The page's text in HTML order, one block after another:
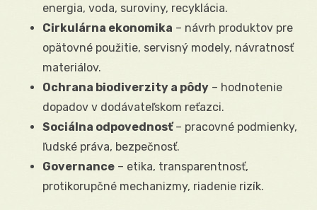
energia, voda, suroviny, recyklácia.
Cirkulárna ekonomika – návrh produktov pre
opätovné použitie, servisný modely, návratnosť
materiálov.
Ochrana biodiverzity a pôdy – hodnotenie
dopadov v dodávateľskom reťazci.
Sociálna odpovednosť– pracovné podmienky,
ľudské práva, bezpečnosť.
Governance – etika, transparentnosť,
protikorupčné mechanizmy, riadenie rizík.